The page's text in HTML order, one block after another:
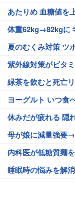
あたりめ 血糖値を
体重62kg→82kgに
夏のむくみ対策 ツ
紫外線対策がビタ
緑茶を飲むと死亡
ヨーグルト いつ食
休みだが疲れる 隠
母が娘に減量強要
内科医が低糖質麺
睡眠時の悩みを解